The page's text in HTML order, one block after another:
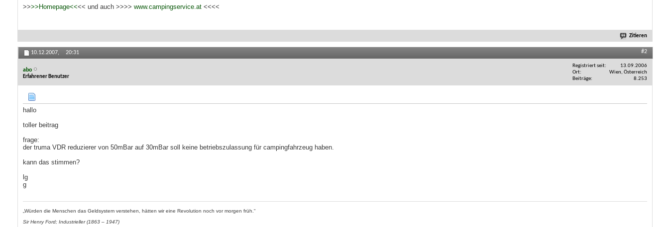
>>>>Homepage<<<< und auch >>>> www.campingservice.at <<<<
Zitieren
10.12.2007, 20:31 #2
abo
Erfahrener Benutzer
Registriert seit
13.09.2006
Ort
Wien, Österreich
Beiträge
8.253
hallo
toller beitrag
frage:
der truma VDR reduzierer von 50mBar auf 30mBar soll keine betriebszulassung für campingfahrzeug haben.
kann das stimmen?
lg
g
„Würden die Menschen das Geldsystem verstehen, hätten wir eine Revolution noch vor morgen früh.“
Sir Henry Ford; Industrieller (1863 – 1947)